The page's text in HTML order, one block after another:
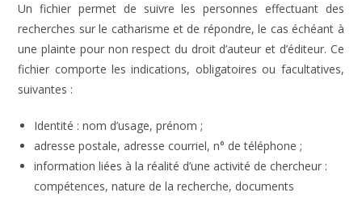
Un fichier permet de suivre les personnes effectuant des
recherches sur le catharisme et de répondre, le cas échéant à
une plainte pour non respect du droit d’auteur et d’éditeur. Ce
fichier comporte les indications, obligatoires ou facultatives,
suivantes :
Identité : nom d’usage, prénom ;
adresse postale, adresse courriel, n° de téléphone ;
information liées à la réalité d’une activité de chercheur :
compétences, nature de la recherche, documents